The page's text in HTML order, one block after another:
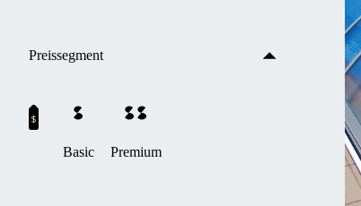
Preissegment
Basic Premium